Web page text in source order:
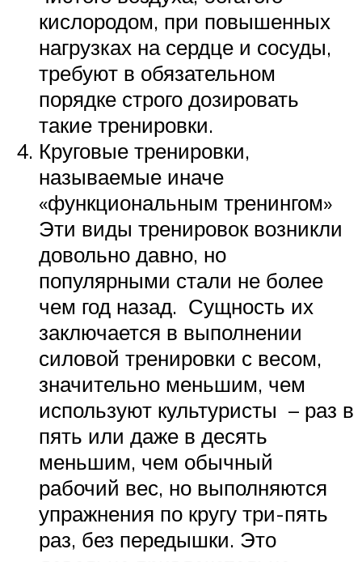
кислородом, при повышенных
нагрузках на сердце и сосуды,
требуют в обязательном
порядке строго дозировать
такие тренировки.
Круговые тренировки,
называемые иначе
«функциональным тренингом»
Эти виды тренировок возникли
довольно давно, но
популярными стали не более
чем год назад. Сущность их
заключается в выполнении
силовой тренировки с весом,
значительно меньшим, чем
используют культуристы – раз в
пять или даже в десять
меньшим, чем обычный
рабочий вес, но выполняются
упражнения по кругу три-пять
раз, без передышки. Это